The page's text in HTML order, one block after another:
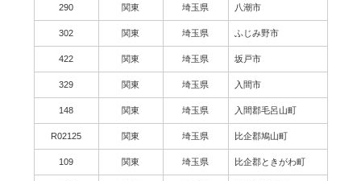
290 関東 埼玉県 八潮市
302 関東 埼玉県 ふじみ野市
422 関東 埼玉県 坂戸市
329 関東 埼玉県 入間市
148 関東 埼玉県 入間郡毛呂山町
R02125 関東 埼玉県 比企郡鳩山町
109 関東 埼玉県 比企郡ときがわ町